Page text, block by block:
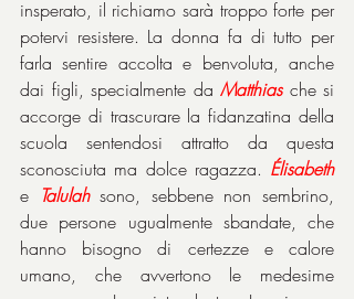
insperato, il richiamo sarà troppo forte per
potervi resistere. La donna fa di tutto per
farla sentire accolta e benvoluta, anche
dai figli, specialmente da Matthias che si
accorge di trascurare la fidanzatina della
scuola sentendosi attratto da questa
sconosciuta ma dolce ragazza. Élisabeth
e Talulah sono, sebbene non sembrino,
due persone ugualmente sbandate, che
hanno bisogno di certezze e calore
umano, che avvertono le medesime